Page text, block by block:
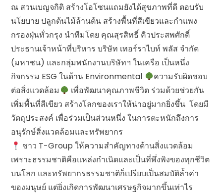
ณ สวนเบญจกิติ สร้างโอโซนแถมยังได้สุขภาพที่ดี ตอบรับ
นโยบาย ปลูกต้นไม้ล้านต้น สร้างพื้นที่สีเขียวและกำแพง
กรองฝุ่นทั่วกรุง นำทีมโดย คุณสุรสิทธิ์ คิวประสพศักดิ์
ประธานเจ้าหน้าที่บริหาร บริษัท เทอร์ราไบท์ พลัส จำกัด
(มหาชน) และกลุ่มพนักงานบริษัทฯ ในเครือ เป็นหนึ่ง
กิจกรรม ESG ในด้าน Environmental
ความรับผิดชอบ
ต่อสิ่งแวดล้อม
เพื่อพัฒนาคุณภาพชีวิต ร่วมด้วยช่วยกัน
เพิ่มพื้นที่สีเขียว สร้างโลกของเราให้น่าอยู่มากยิ่งขึ้น โดยมี
วัตถุประสงค์ เพื่อร่วมเป็นส่วนหนึ่ง ในการตะหนักถึงการ
อนุรักษ์สิ่งแวดล้อมและทรัพยากร
ชาว T-Group ให้ความสำคัญทางด้านสิ่งแวดล้อม
เพราะธรรมชาติคือแหล่งกำเนิดและเป็นที่พึ่งพิงของทุกชีวิต
บนโลก และทรัพยากรธรรมชาติก็เปรียบเป็นสมบัติล้ำค่า
ของมนุษย์ แต่ยิ่งเกิดการพัฒนาเศรษฐกิจมากขึ้นเท่าไร